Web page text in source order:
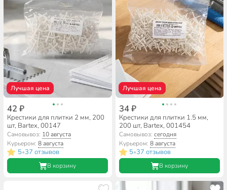
Лучшая цена
42 ₽
Крестики для плитки 2 мм, 200
шт, Bartex, 00147
Самовывоз: 10 августа
Курьером:8 августа
5•37 отзывов
В корзину
Лучшая цена
34 ₽
Крестики для плитки 1.5 мм,
200 шт, Bartex, 001454
Самовывоз: сегодня
Курьером: 8 августа
5•37 отзывов
В корзину